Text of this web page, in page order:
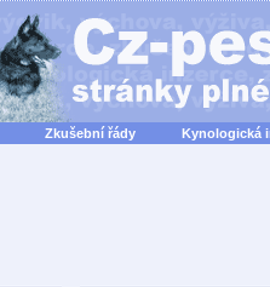
Zkušební řády Kynologická